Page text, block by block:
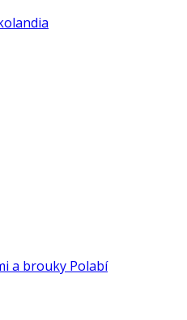
a brouky Polabí